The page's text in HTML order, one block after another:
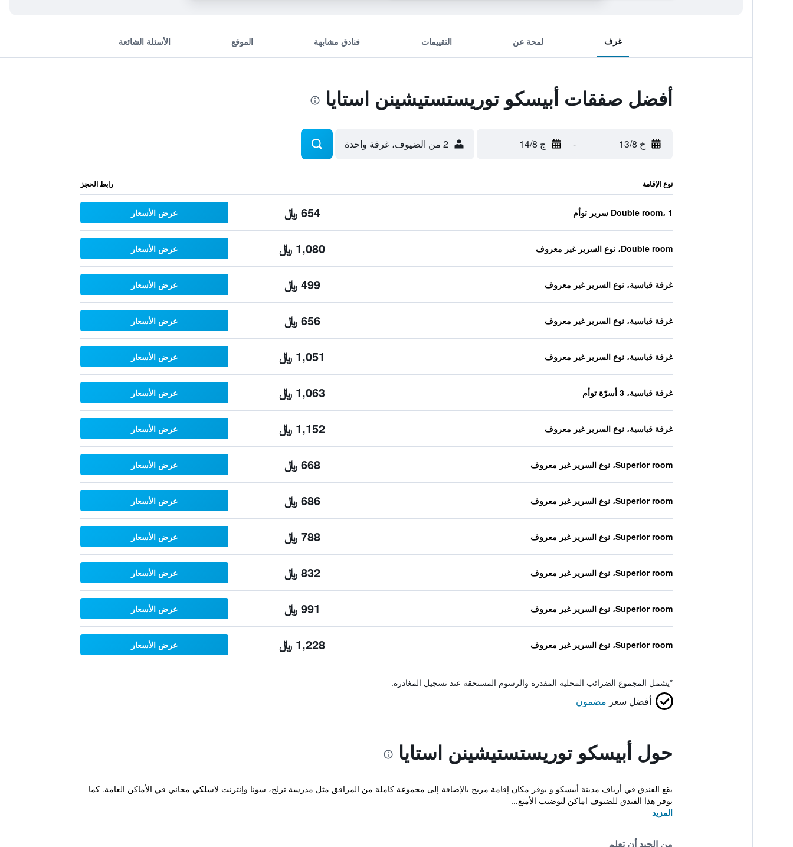
غرف لمحة عن التقييمات فنادق مشابهة الموقع الأسئلة الشائعة
أفضل صفقات أبيسكو توريستستيشينن استايا
خ 13/8 - ج 14/8 2 من الضيوف، غرفة واحدة
نوع الإقامة رابط الحجز
Double room، 1 سرير توأم 654 ﷼ عرض الأسعار
Double room، نوع السرير غير معروف 1,080 ﷼ عرض الأسعار
غرفة قياسية، نوع السرير غير معروف 499 ﷼ عرض الأسعار
غرفة قياسية، نوع السرير غير معروف 656 ﷼ عرض الأسعار
غرفة قياسية، نوع السرير غير معروف 1,051 ﷼ عرض الأسعار
غرفة قياسية، 3 أسرّة توأم 1,063 ﷼ عرض الأسعار
غرفة قياسية، نوع السرير غير معروف 1,152 ﷼ عرض الأسعار
Superior room، نوع السرير غير معروف 668 ﷼ عرض الأسعار
Superior room، نوع السرير غير معروف 686 ﷼ عرض الأسعار
Superior room، نوع السرير غير معروف 788 ﷼ عرض الأسعار
Superior room، نوع السرير غير معروف 832 ﷼ عرض الأسعار
Superior room، نوع السرير غير معروف 991 ﷼ عرض الأسعار
Superior room، نوع السرير غير معروف 1,228 ﷼ عرض الأسعار
*يشمل المجموع الضرائب المحلية المقدرة والرسوم المستحقة عند تسجيل المغادرة.
أفضل سعر مضمون
حول أبيسكو توريستستيشينن استايا
يقع الفندق في أرياف مدينة أبيسكو و يوفر مكان إقامة مريح بالإضافة إلى مجموعة كاملة من المرافق مثل مدرسة تزلج، سونا وإنترنت لاسلكي مجاني في الأماكن العامة. كما
يوفر هذا الفندق للضيوف اماكن لتوضيب الأمتع...
المزيد
من الجيد أن تعلم